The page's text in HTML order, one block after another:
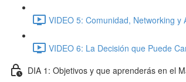
VIDEO 5: Comunidad, Networking y
VIDEO 6: La Decisión que Puede
DIA 1: Objetivos y que aprenderás en el